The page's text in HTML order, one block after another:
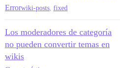
Errorwiki-posts fixed
Los moderadores de categoría
no pueden convertir temas en
wikis